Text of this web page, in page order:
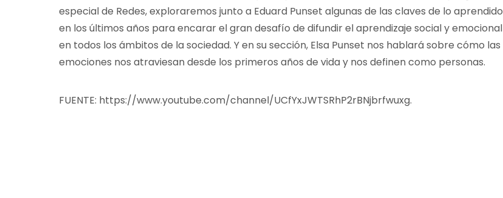
especial de Redes, exploraremos junto a Eduard Punset algunas de las claves de lo aprendido
en los últimos años para encarar el gran desafío de difundir el aprendizaje social y emocional
en todos los ámbitos de la sociedad. Y en su sección, Elsa Punset nos hablará sobre cómo las
emociones nos atraviesan desde los primeros años de vida y nos definen como personas.
FUENTE: https://www.youtube.com/channel/UCfYxJWTSRhP2rBNjbrfwuxg.